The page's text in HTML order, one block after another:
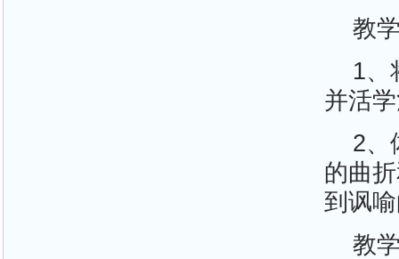
教
1、
并活
2、
的曲
到讽
教